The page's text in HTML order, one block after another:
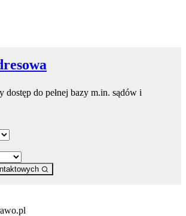
dostęp do pełnej bazy m.in. sądów i